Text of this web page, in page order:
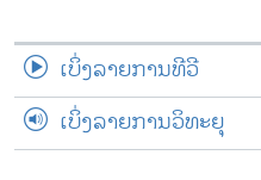
ເບິ່ງລາຍການທີວີ
ເບິ່ງລາຍການວິທະຍຸ